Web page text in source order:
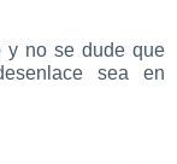
y no se dude que
sea en